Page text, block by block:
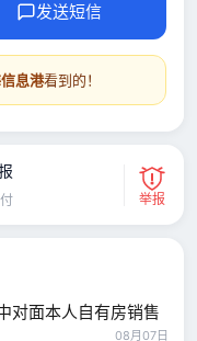
发送短信
息港看到的！
举报
对面本人自有房销售
08月07日